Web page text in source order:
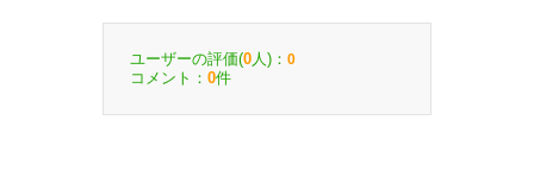
ユーザーの評価(0 人)： 0
コメント： 0件